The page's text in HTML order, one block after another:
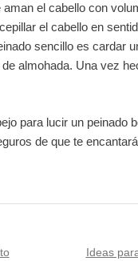
el cabello con
el cabello en
sencillo es cardar
almohada. Una vez
para lucir un peinado
de que te
Next
Ideas